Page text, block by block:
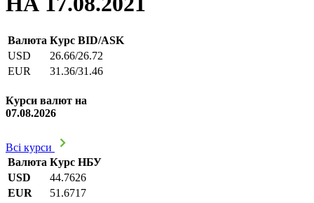
Валюта Курс BID/ASK
USD
26.66/26.72
EUR
31.36/31.46
Курси валют на
07.08.2026
Всі курси
Валюта Курс НБУ
USD
44.7626
EUR
51.6717